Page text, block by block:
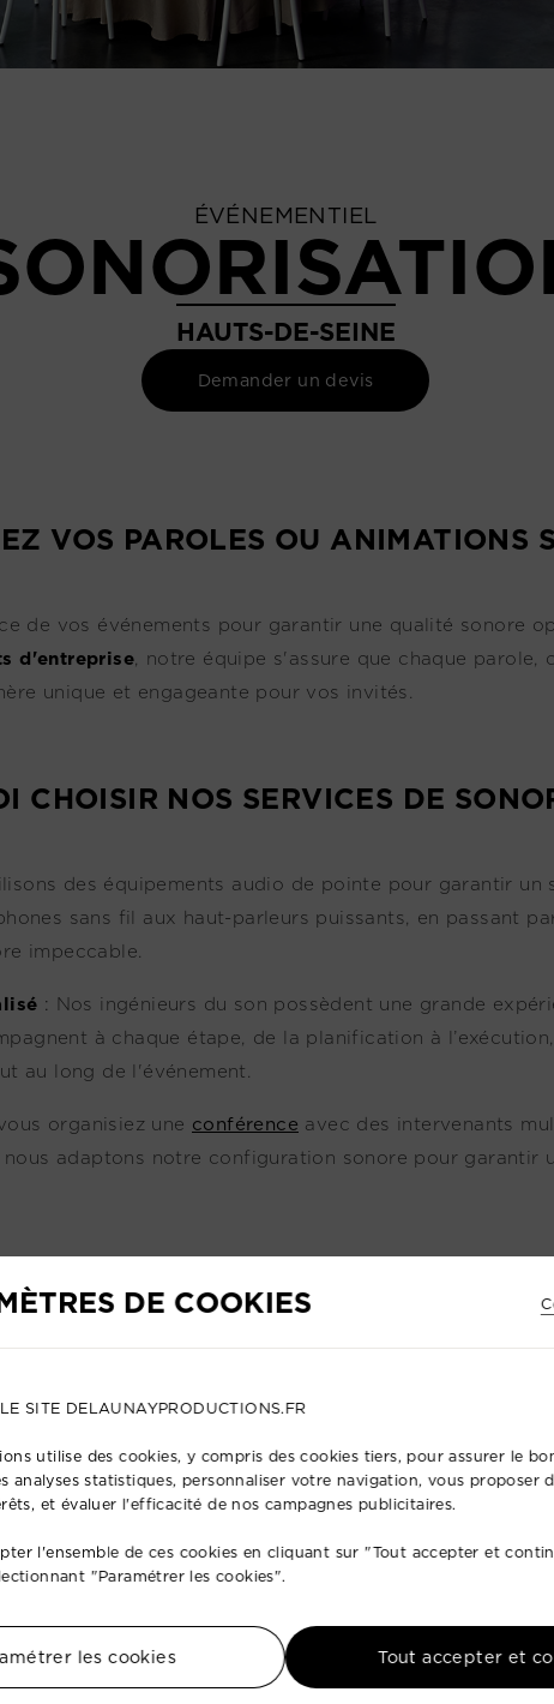
ÉVÉNEMENTIEL
HAUTS-DE-SEINE
Demander un devis
VOS PAROLES OU ANIMATIONS
de vos événements pour garantir une qualité sonore
d'entreprise, notre équipe s'assure que chaque
unique et engageante pour vos invités.
CHOISIR NOS SERVICES DE
des équipements audio de pointe pour garantir
sans fil aux haut-parleurs puissants, en passant
impeccable.
: Nos ingénieurs du son possèdent une grande
à chaque étape, de la planification à
au long de l'événement.
organisiez une conférence avec des intervenants
adaptons notre configuration sonore pour
DE COOKIES
SITE DELAUNAYPRODUCTIONS.FR
utilise des cookies, y compris des cookies tiers, pour assurer le
analyses statistiques, personnaliser votre navigation, vous proposer
et évaluer l'efficacité de nos campagnes publicitaires.
l'ensemble de ces cookies en cliquant sur "Tout accepter et
"Paramétrer les cookies".
les cookies Tout accepter et